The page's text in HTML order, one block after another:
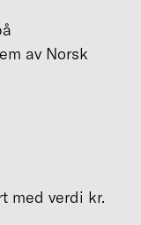
av Norsk
med verdi kr.